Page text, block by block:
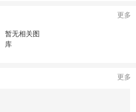
更多
暂无相关图
库
更多